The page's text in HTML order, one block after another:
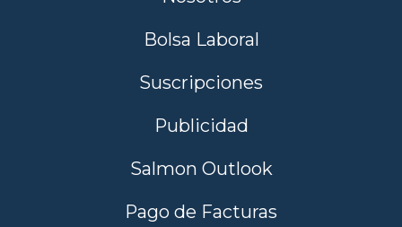
Bolsa Laboral
Suscripciones
Publicidad
Salmon Outlook
Pago de Facturas